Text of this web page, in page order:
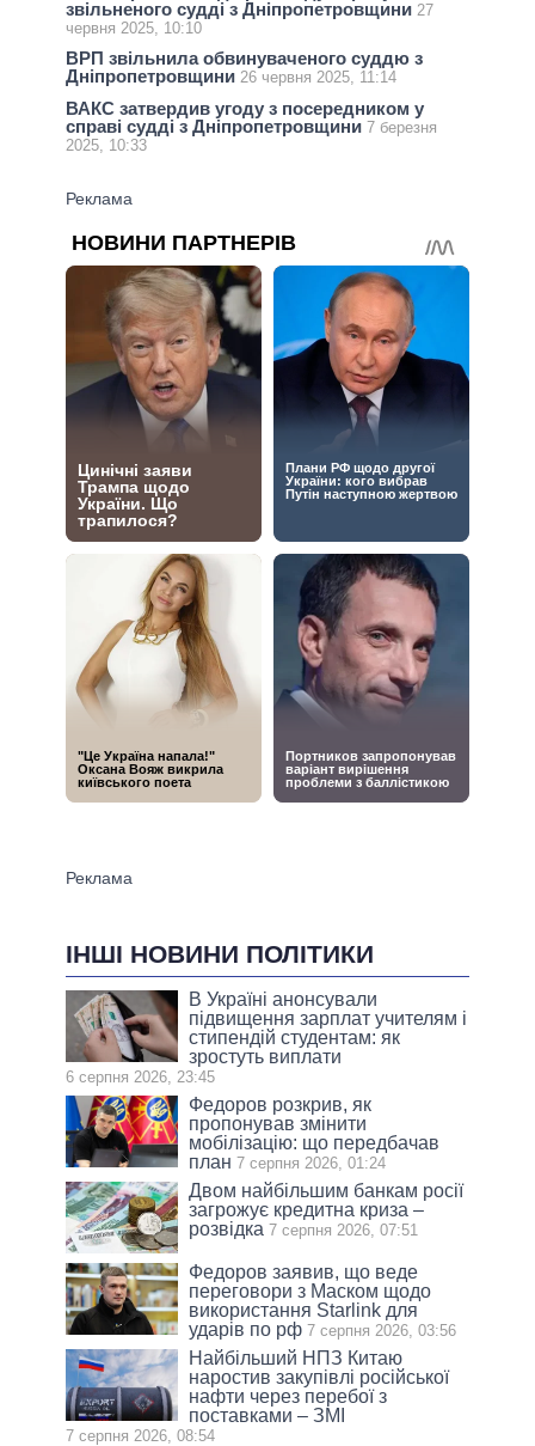
звільненого судді з Дніпропетровщини 27
червня 2025, 10:10
ВРП звільнила обвинуваченого суддю з
Дніпропетровщини 26 червня 2025, 11:14
ВАКС затвердив угоду з посередником у
справі судді з Дніпропетровщини 7 березня
2025, 10:33
ІНШІ НОВИНИ ПОЛІТИКИ
В Україні анонсували
підвищення зарплат учителям і
стипендій студентам: як
зростуть виплати
6 серпня 2026, 23:45
Федоров розкрив, як
пропонував змінити
мобілізацію: що передбачав
план 7 серпня 2026, 01:24
Двом найбільшим банкам росії
загрожує кредитна криза –
розвідка 7 серпня 2026, 07:51
Федоров заявив, що веде
переговори з Маском щодо
використання Starlink для
ударів по рф 7 серпня 2026, 03:56
Найбільший НПЗ Китаю
наростив закупівлі російської
нафти через перебої з
поставками – ЗМІ
7 серпня 2026, 08:54